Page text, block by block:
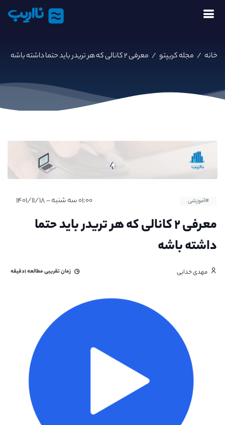
نااریب
خانه / مجله کریپتو / معرفی ۲ کانالی که هر تریدر باید حتما داشته باشه
#آموزشی ۰۱:۰۰ سه شنبه - ۱۴۰۱/۱۱/۱۸
معرفی ۲ کانالی که هر تریدر باید حتما
داشته باشه
مهدی خدایی زمان تقریبی مطالعه۱دقیقه